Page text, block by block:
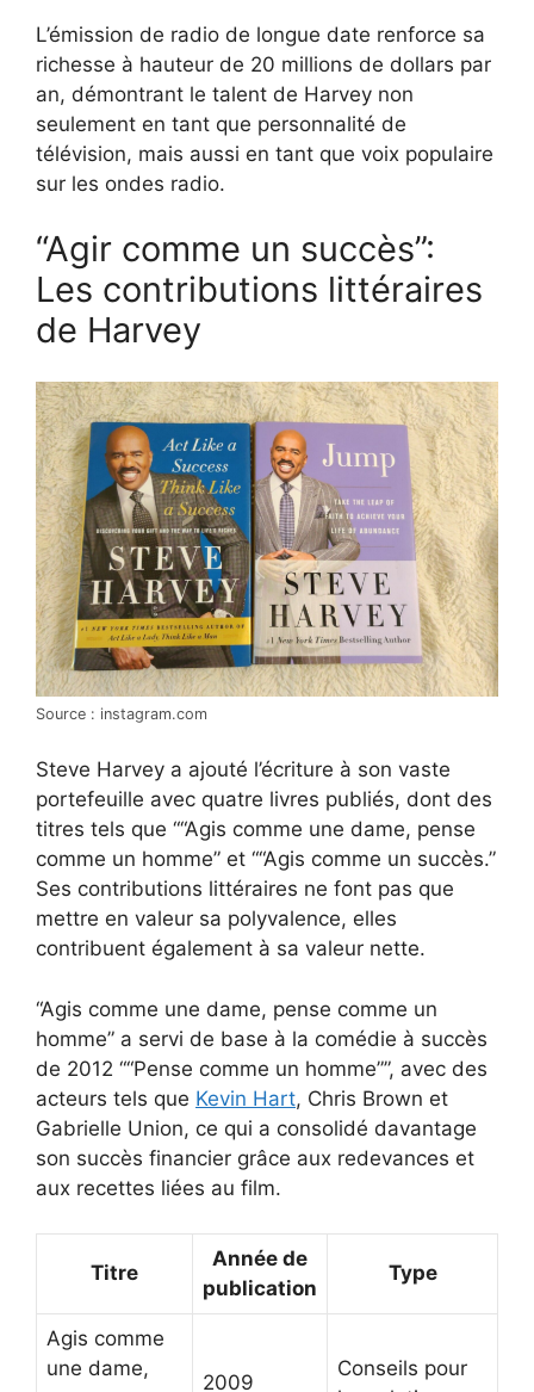
L’émission de radio de longue date renforce sa
richesse à hauteur de 20 millions de dollars par
an, démontrant le talent de Harvey non
seulement en tant que personnalité de
télévision, mais aussi en tant que voix populaire
sur les ondes radio.
“Agir comme un succès”:
Les contributions littéraires
de Harvey
Source : instagram.com
Steve Harvey a ajouté l’écriture à son vaste
portefeuille avec quatre livres publiés, dont des
titres tels que ““Agis comme une dame, pense
comme un homme” et ““Agis comme un succès.”
Ses contributions littéraires ne font pas que
mettre en valeur sa polyvalence, elles
contribuent également à sa valeur nette.
“Agis comme une dame, pense comme un
homme” a servi de base à la comédie à succès
de 2012 ““Pense comme un homme””, avec des
acteurs tels que Kevin Hart, Chris Brown et
Gabrielle Union, ce qui a consolidé davantage
son succès financier grâce aux redevances et
aux recettes liées au film.
Titre
Année de
publication
Type
Agis comme
une dame,
2009
Conseils pour